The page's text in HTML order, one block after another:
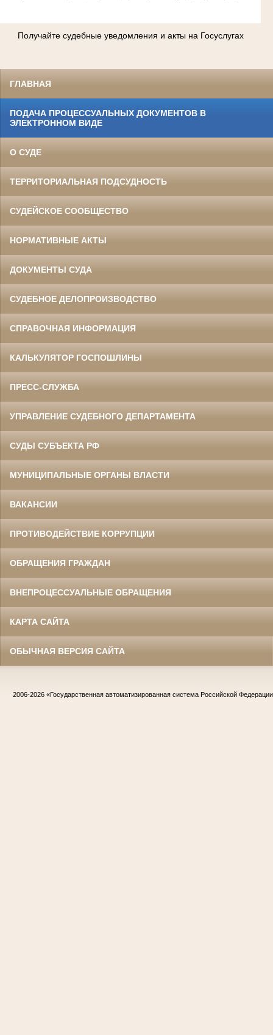
Получайте судебные уведомления и акты на Госуслугах
ГЛАВНАЯ
ПОДАЧА ПРОЦЕССУАЛЬНЫХ ДОКУМЕНТОВ В
ЭЛЕКТРОННОМ ВИДЕ
О СУДЕ
ТЕРРИТОРИАЛЬНАЯ ПОДСУДНОСТЬ
СУДЕЙСКОЕ СООБЩЕСТВО
НОРМАТИВНЫЕ АКТЫ
ДОКУМЕНТЫ СУДА
СУДЕБНОЕ ДЕЛОПРОИЗВОДСТВО
СПРАВОЧНАЯ ИНФОРМАЦИЯ
КАЛЬКУЛЯТОР ГОСПОШЛИНЫ
ПРЕСС-СЛУЖБА
УПРАВЛЕНИЕ СУДЕБНОГО ДЕПАРТАМЕНТА
СУДЫ СУБЪЕКТА РФ
МУНИЦИПАЛЬНЫЕ ОРГАНЫ ВЛАСТИ
ВАКАНСИИ
ПРОТИВОДЕЙСТВИЕ КОРРУПЦИИ
ОБРАЩЕНИЯ ГРАЖДАН
ВНЕПРОЦЕССУАЛЬНЫЕ ОБРАЩЕНИЯ
КАРТА САЙТА
ОБЫЧНАЯ ВЕРСИЯ САЙТА
2006-2026 «Государственная автоматизированная система Российской